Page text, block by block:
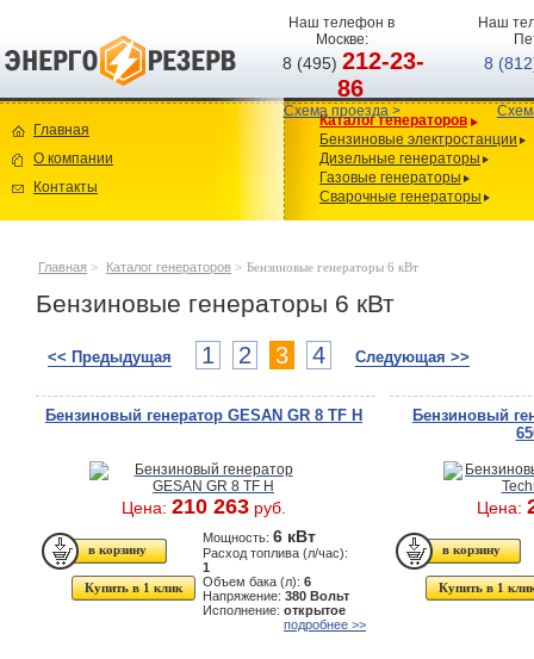
Наш телефон в
Москве:
8 (495)212-23-
86
Схема проезда >
Наш
8
Главная
О компании
Контакты
Каталог генераторов
Бензиновые электростанции
Дизельные генераторы
Газовые генераторы
Сварочные генераторы
Главная > Каталог генераторов > Бензиновые генераторы 6 кВт
Бензиновые генераторы 6 кВт
<< Предыдущая 1 2 3 4 Следующая >>
Бензиновый генератор GESAN GR 8 TF H
Цена: 210 263 руб.
Купить в 1 клик
Мощность: 6 кВт
Расход топлива (л/час):
1
Объем бака (л): 6
Напряжение: 380 Вольт
Исполнение: открытое
подробнее >>
Бензиновый
Цена:
Купить в 1